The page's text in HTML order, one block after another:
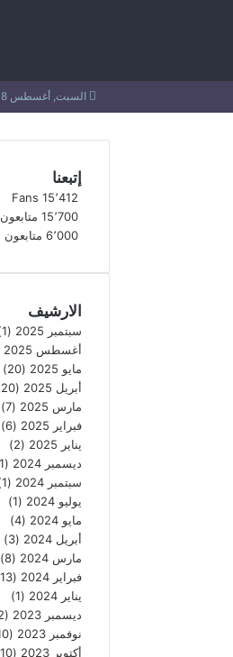
السبت, أغسطس 8 2026
إتبعنا
15٬412 Fans
15٬700 متابعون
6٬000 متابعون
الارشيف
سبتمبر 2025
(1)
أغسطس 2025
مايو 2025
(20)
أبريل 2025
(20)
مارس 2025
(7)
فبراير 2025
(6)
يناير 2025
(2)
ديسمبر 2024
(1)
سبتمبر 2024
(1)
يوليو 2024
(1)
مايو 2024
(4)
أبريل 2024
(3)
مارس 2024
(8)
فبراير 2024
(13)
يناير 2024
(1)
ديسمبر 2023
(2)
نوفمبر 2023
(10)
أكتوبر 2023
(10)